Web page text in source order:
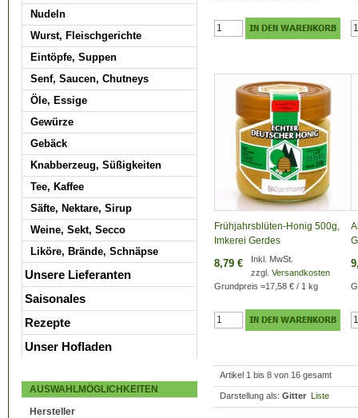
Frühjahrsblüten-Honig 500g,
Imkerei Gerdes
8,79 €
Inkl. MwSt.
zzgl. Versandkosten
Grundpreis =17,58 € / 1 kg
Artikel 1 bis 8 von 16 gesamt
Darstellung als: Gitter Liste
Nudeln
Wurst, Fleischgerichte
Eintöpfe, Suppen
Senf, Saucen, Chutneys
Öle, Essige
Gewürze
Gebäck
Knabberzeug, Süßigkeiten
Tee, Kaffee
Säfte, Nektare, Sirup
Weine, Sekt, Secco
Liköre, Brände, Schnäpse
Unsere Lieferanten
Saisonales
Rezepte
Unser Hofladen
AUSWAHLMÖGLICHKEITEN
Hersteller